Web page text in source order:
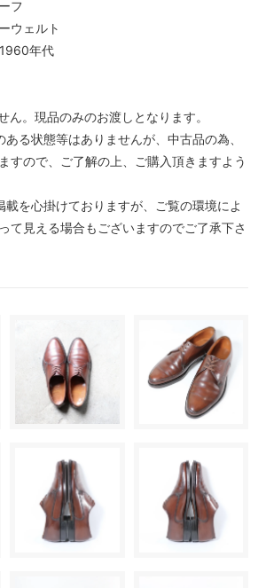
フ
ウェルト
年代
ん。現品のみのお渡しとなります。
る状態等はありませんが、中古品の為、
すので、ご了解の上、ご購入頂きますよう
を心掛けておりますが、ご覧の環境によ
て見える場合もございますのでご了承下さ